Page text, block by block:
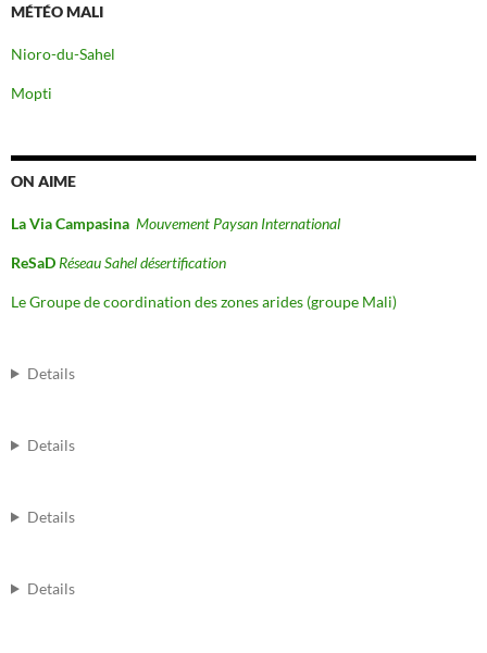
MÉTÉO MALI
Nioro-du-Sahel
Mopti
ON AIME
La Via Campasina Mouvement Paysan International
ReSaD Réseau Sahel désertification
Le Groupe de coordination des zones arides (groupe Mali)
Details
Details
Details
Details